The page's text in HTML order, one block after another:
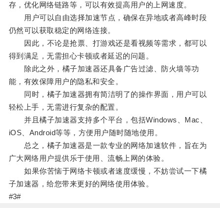
存，优化网络链路等，可以有效提高用户的上网速度。
用户可以自由选择加速节点，确保在异地或者高峰时段
仍然可以获取稳定的网络连接。
因此，不论是抢票、打游戏还是看视频等需求，都可以
得到满足，无需担心卡顿或者延迟的问题。
除此之外，橘子加速器还具备广告过滤、防火墙等功
能，有效保障用户的隐私和安全。
同时，橘子加速器拥有简洁明了的操作界面，用户可以
轻松上手，无需进行复杂的配置。
并且橘子加速器支持多个平台，包括Windows、Mac、
iOS、Android等等，方便用户随时随地使用。
总之，橘子加速器是一款专业的网络加速软件，旨在为
广大网络用户提供乐于使用、流畅上网的体验。
如果你苦恼于网络卡顿或者速度缓慢，不妨尝试一下橘
子加速器，给您带来更好的网络使用体验。
#3#